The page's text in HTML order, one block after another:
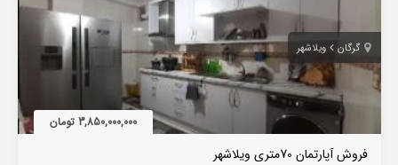
گرگان ویلاشهر
3,850,000,000 تومان
فروش آپارتمان 70متری ویلاشهر